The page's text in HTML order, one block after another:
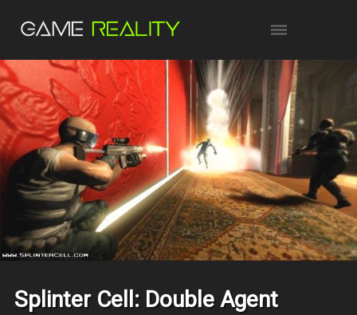
Splinter Cell: Double Agent